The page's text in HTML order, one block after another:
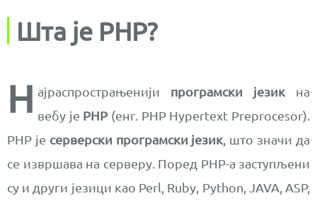
Шта је PHP?
Н ајраспрострањенији програмски језик на
вебу је PHP (енг. PHP Hypertext Preprocesor).
PHP је серверски програмски језик, што значи да
се извршава на серверу. Поред PHP-а заступљени
су и други језици као Perl, Ruby, Python, JAVA, ASP,